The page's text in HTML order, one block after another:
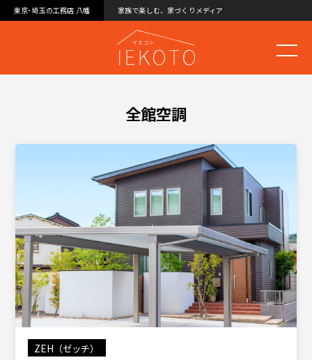
東京･埼玉の工務店 八幡 家族で楽しむ、家づくりメディア
全館空調
ZEH（ゼッチ）